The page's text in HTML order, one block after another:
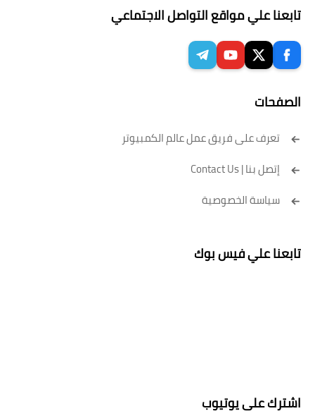
تابعنا علي مواقع التواصل الاجتماعي
الصفحات
تعرف على فريق عمل عالم الكمبيوتر
إتصل بنا | Contact Us
سياسة الخصوصية
تابعنا علي فيس بوك
اشترك علي يوتيوب